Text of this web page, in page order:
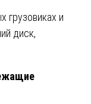
грузовиках и
диск,